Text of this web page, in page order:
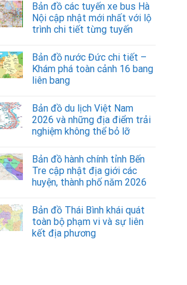
Bản đồ các tuyến xe bus Hà
Nội cập nhật mới nhất với lộ
trình chi tiết từng tuyến
Bản đồ nước Đức chi tiết –
Khám phá toàn cảnh 16 bang
liên bang
Bản đồ du lịch Việt Nam
2026 và những địa điểm trải
nghiệm không thể bỏ lỡ
Bản đồ hành chính tỉnh Bến
Tre cập nhật địa giới các
huyện, thành phố năm 2026
Bản đồ Thái Bình khái quát
toàn bộ phạm vi và sự liên
kết địa phương